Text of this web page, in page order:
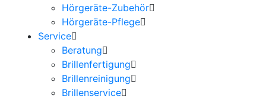
Hörgeräte-Zubehör
Hörgeräte-Pflege
Service
Beratung
Brillenfertigung
Brillenreinigung
Brillenservice